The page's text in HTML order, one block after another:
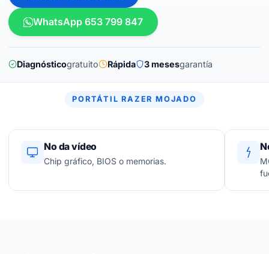
WhatsApp 653 799 847
Diagnósticogratuito Rápida 3 mesesgarantía
PORTÁTIL RAZER MOJADO
No da vídeo
Chip gráfico, BIOS o memorias.